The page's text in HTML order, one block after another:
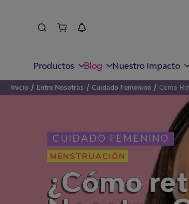
Productos Blog Nuestro Impacto
CUIDADO FEMENINO
MENSTRUACIÓN
¿Cómo
Inicio / Entre Nosotras / Cuidado Femenino / Como